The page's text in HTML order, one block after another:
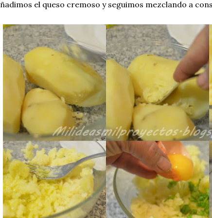
el queso cremoso y seguimos mezclando a